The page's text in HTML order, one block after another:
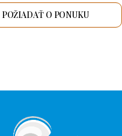
POŽIADAŤ O PONUKU